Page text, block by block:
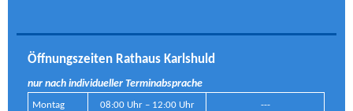
Öffnungszeiten Rathaus Karlshuld
nur nach individueller Terminabsprache
Montag 08:00 Uhr – 12:00 Uhr ---